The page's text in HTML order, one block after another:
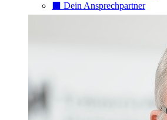
⬛️ Dein Ansprechpartner